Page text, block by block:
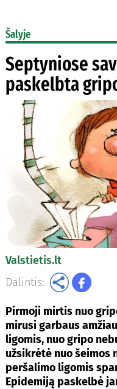
Šalyje
Septyniose
paskelbta
Valstietis.lt
Dalintis:
Pirmoji mirtis nuo
mirusi garbaus
ligomis, nuo gripo
užsikrėtė nuo šeimos
peršalimo ligomis
Epidemiją paskelbė